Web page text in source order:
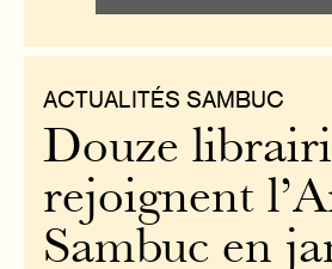
ACTUALITÉS SAMBUC
Douze
rejoignent
Sambuc en